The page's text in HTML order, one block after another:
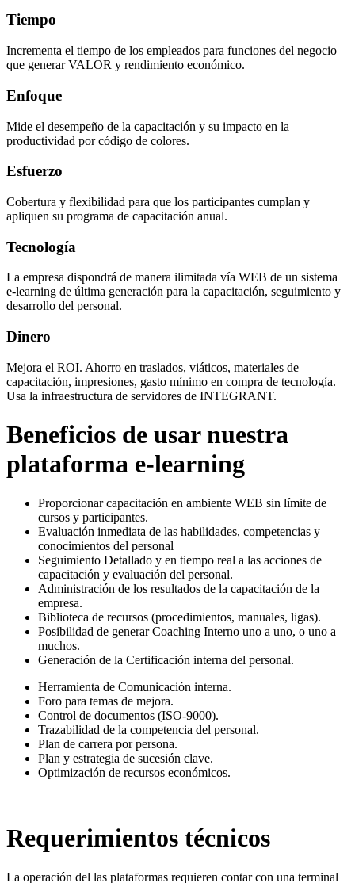
Tiempo
Incrementa el tiempo de los empleados para funciones del negocio
que generar VALOR y rendimiento económico.
Enfoque
Mide el desempeño de la capacitación y su impacto en la
productividad por código de colores.
Esfuerzo
Cobertura y flexibilidad para que los participantes cumplan y
apliquen su programa de capacitación anual.
Tecnología
La empresa dispondrá de manera ilimitada vía WEB de un sistema
e-learning de última generación para la capacitación, seguimiento y
desarrollo del personal.
Dinero
Mejora el ROI. Ahorro en traslados, viáticos, materiales de
capacitación, impresiones, gasto mínimo en compra de tecnología.
Usa la infraestructura de servidores de INTEGRANT.
Beneficios de usar nuestra
plataforma e-learning
Proporcionar capacitación en ambiente WEB sin límite de
cursos y participantes.
Evaluación inmediata de las habilidades, competencias y
conocimientos del personal
Seguimiento Detallado y en tiempo real a las acciones de
capacitación y evaluación del personal.
Administración de los resultados de la capacitación de la
empresa.
Biblioteca de recursos (procedimientos, manuales, ligas).
Posibilidad de generar Coaching Interno uno a uno, o uno a
muchos.
Generación de la Certificación interna del personal.
Herramienta de Comunicación interna.
Foro para temas de mejora.
Control de documentos (ISO-9000).
Trazabilidad de la competencia del personal.
Plan de carrera por persona.
Plan y estrategia de sucesión clave.
Optimización de recursos económicos.
Requerimientos técnicos
La operación del las plataformas requieren contar con una terminal